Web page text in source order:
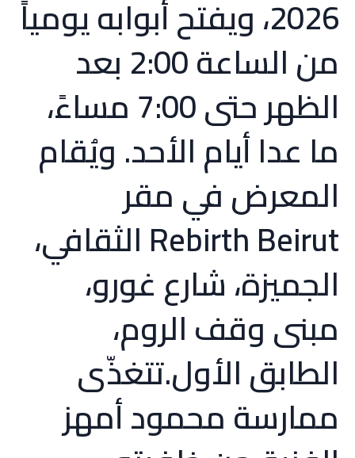
2026، ويفتح أبوابه يومياً
من الساعة 2:00 بعد
الظهر حتى 7:00 مساءً،
ما عدا أيام الأحد. ويُقام
المعرض في مقر
Rebirth Beirut الثقافي،
الجميزة، شارع غورو،
مبنى وقف الروم،
الطابق الأول.تتغذّى
ممارسة محمود أمهز